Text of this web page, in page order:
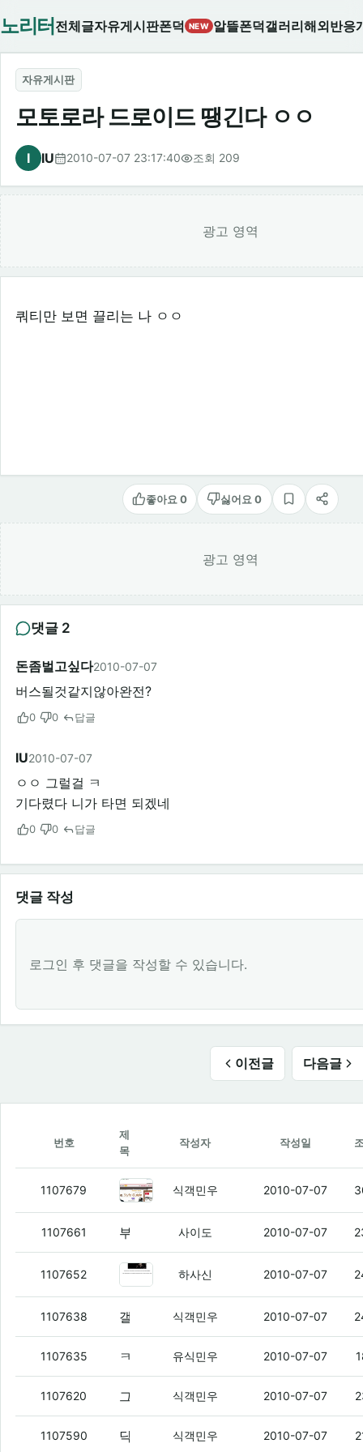
노리터 전체글자유게시판폰덕 NEW 알뜰폰덕갤러리해외반응
자유게시판
모토로라 드로이드 땡긴다 ㅇㅇ
I IU 2010-07-07 23:17:40 조회 209
광고 영역
쿼티만 보면 끌리는 나 ㅇㅇ
좋아요 0 싫어요 0
스크랩공유
광고 영역
댓글 2
돈좀벌고싶다2010-07-07
버스될것같지않아완전?
0 0 답글
IU2010-07-07
ㅇㅇ 그럴걸 ㅋ
기다렸다 니가 타면 되겠네
0 0 답글
댓글 작성
로그인 후 댓글을 작성할 수 있습니다.
이전글 다음글
번호
제
목
작성자 작성일
1107679 여친이 반해요
식객민우 2010-07-07
1107661 사이도 2010-07-07
1107652 여친님이 이어폰 받아서 들어봤다
하사신 2010-07-07
1107638 식객민우 2010-07-07
1107635 유식민우 2010-07-07
1107620 식객민우 2010-07-07
1107590 (2)
식객민우 2010-07-07